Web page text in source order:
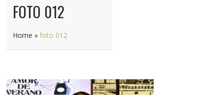
FOTO 012
Home » foto 012